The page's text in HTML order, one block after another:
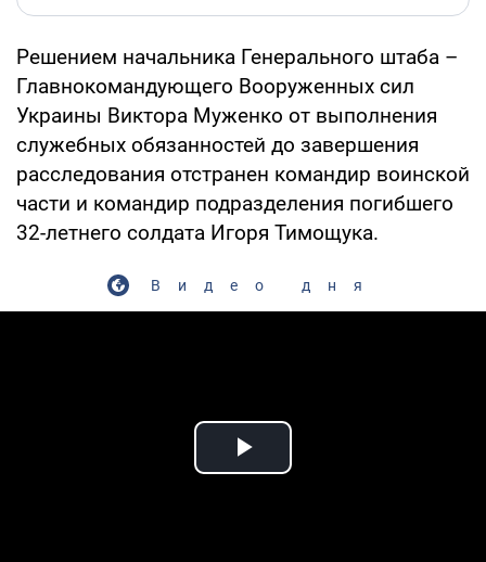
Решением начальника Генерального штаба –
Главнокомандующего Вооруженных сил
Украины Виктора Муженко от выполнения
служебных обязанностей до завершения
расследования отстранен командир воинской
части и командир подразделения погибшего
32-летнего солдата Игоря Тимощука.
Видео дня
Play Video